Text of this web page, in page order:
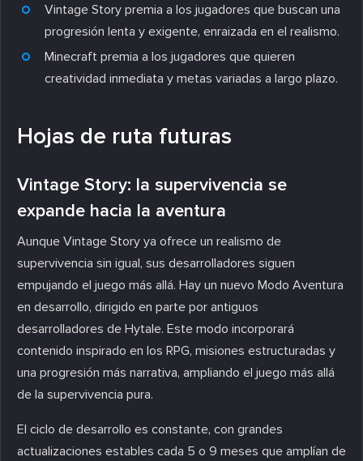
Vintage Story premia a los jugadores que buscan una
progresión lenta y exigente, enraizada en el realismo.
Minecraft premia a los jugadores que quieren
creatividad inmediata y metas variadas a largo plazo.
Hojas de ruta futuras
Vintage Story: la supervivencia se
expande hacia la aventura
Aunque Vintage Story ya ofrece un realismo de
supervivencia sin igual, sus desarrolladores siguen
empujando el juego más allá. Hay un nuevo Modo Aventura
en desarrollo, dirigido en parte por antiguos
desarrolladores de Hytale. Este modo incorporará
contenido inspirado en los RPG, misiones estructuradas y
una progresión más narrativa, ampliando el juego más allá
de la supervivencia pura.
El ciclo de desarrollo es constante, con grandes
actualizaciones estables cada 5 o 9 meses que amplían de